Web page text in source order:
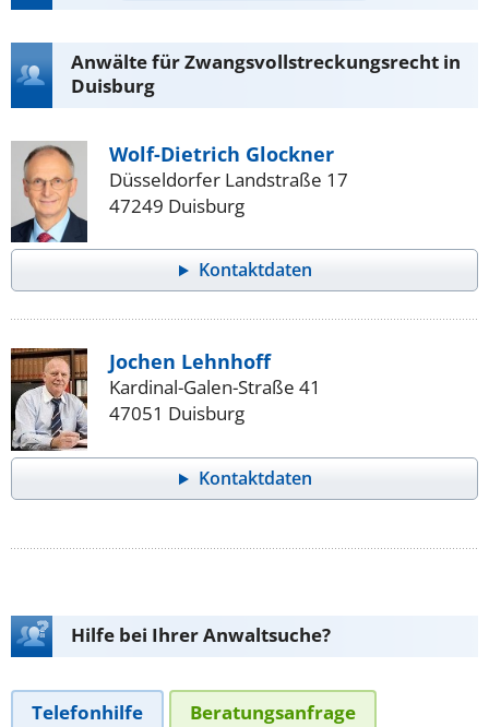
Anwälte für Zwangsvollstreckungsrecht in
Duisburg
Wolf-Dietrich Glockner
Düsseldorfer Landstraße 17
47249 Duisburg
Kontaktdaten
Jochen Lehnhoff
Kardinal-Galen-Straße 41
47051 Duisburg
Kontaktdaten
Hilfe bei Ihrer Anwaltsuche?
Telefonhilfe Beratungsanfrage